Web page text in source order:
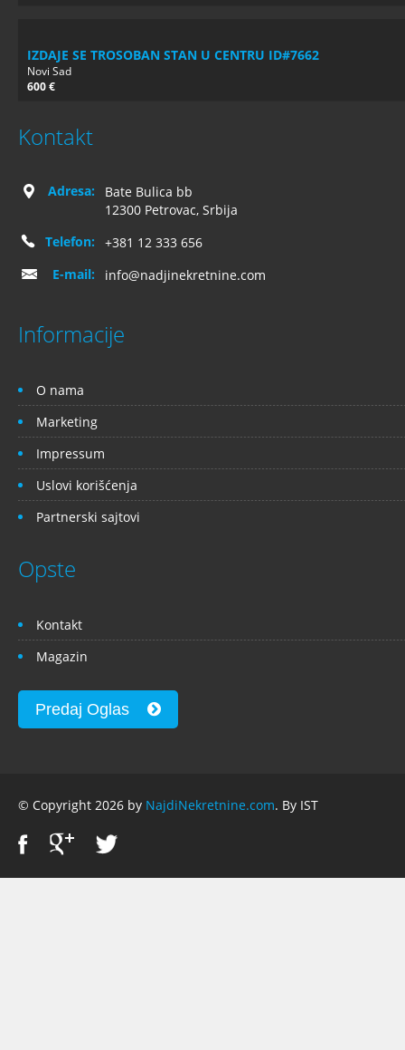
IZDAJE SE TROSOBAN STAN U CENTRU ID#7662
Novi Sad
600 €
Kontakt
Adresa:
Bate Bulica bb
12300 Petrovac, Srbija
Telefon:
+381 12 333 656
E-mail:
info@nadjinekretnine.com
Informacije
O nama
Marketing
Impressum
Uslovi korišćenja
Partnerski sajtovi
Opste
Kontakt
Magazin
Predaj Oglas
© Copyright 2026 by NajdiNekretnine.com. By IST